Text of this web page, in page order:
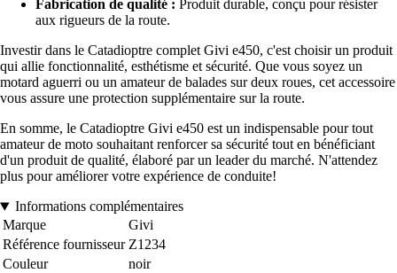
Fabrication de qualité : Produit durable, conçu pour résister
aux rigueurs de la route.
Investir dans le Catadioptre complet Givi e450, c'est choisir un produit
qui allie fonctionnalité, esthétisme et sécurité. Que vous soyez un
motard aguerri ou un amateur de balades sur deux roues, cet accessoire
vous assure une protection supplémentaire sur la route.
En somme, le Catadioptre Givi e450 est un indispensable pour tout
amateur de moto souhaitant renforcer sa sécurité tout en bénéficiant
d'un produit de qualité, élaboré par un leader du marché. N'attendez
plus pour améliorer votre expérience de conduite!
Informations complémentaires
Marque
Givi
Référence fournisseur Z1234
Couleur
noir